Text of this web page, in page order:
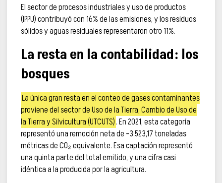
El sector de procesos industriales y uso de productos
(IPPU) contribuyó con 16% de las emisiones, y los residuos
sólidos y aguas residuales representaron otro 11%.
La resta en la contabilidad: los
bosques
La única gran resta en el conteo de gases contaminantes
proviene del sector de Uso de la Tierra, Cambio de Uso de
la Tierra y Silvicultura (UTCUTS). En 2021, esta categoría
representó una remoción neta de -3.523,17 toneladas
métricas de CO₂ equivalente. Esa captación representó
una quinta parte del total emitido, y una cifra casi
idéntica a la producida por la agricultura.